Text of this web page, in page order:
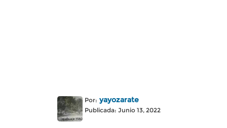
Por: yayozarate
Publicada: Junio 13, 2022